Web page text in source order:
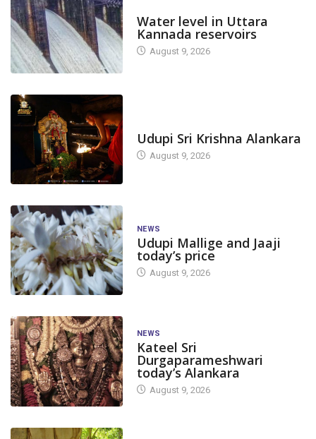
Water level in Uttara
Kannada reservoirs
August 9, 2026
Udupi Sri Krishna Alankara
August 9, 2026
NEWS
Udupi Mallige and Jaaji
today’s price
August 9, 2026
NEWS
Kateel Sri
Durgaparameshwari
today’s Alankara
August 9, 2026